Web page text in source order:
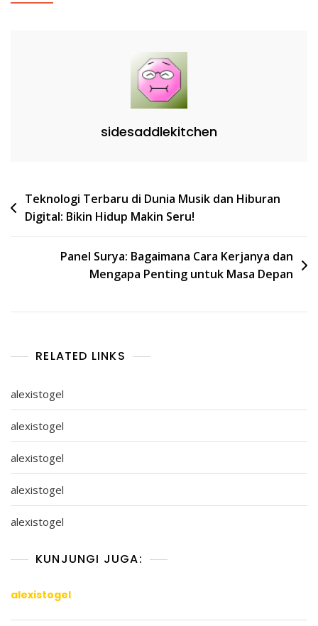
sidesaddlekitchen
Post
navigation
Teknologi Terbaru di Dunia Musik dan Hiburan
Digital: Bikin Hidup Makin Seru!
Panel Surya: Bagaimana Cara Kerjanya dan
Mengapa Penting untuk Masa Depan
RELATED LINKS
alexistogel
alexistogel
alexistogel
alexistogel
alexistogel
KUNJUNGI JUGA:
alexistogel